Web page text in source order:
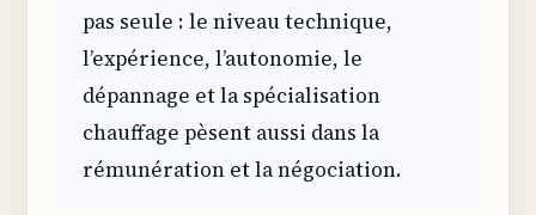
pas seule : le niveau technique,
l’expérience, l’autonomie, le
dépannage et la spécialisation
chauffage pèsent aussi dans la
rémunération et la négociation.